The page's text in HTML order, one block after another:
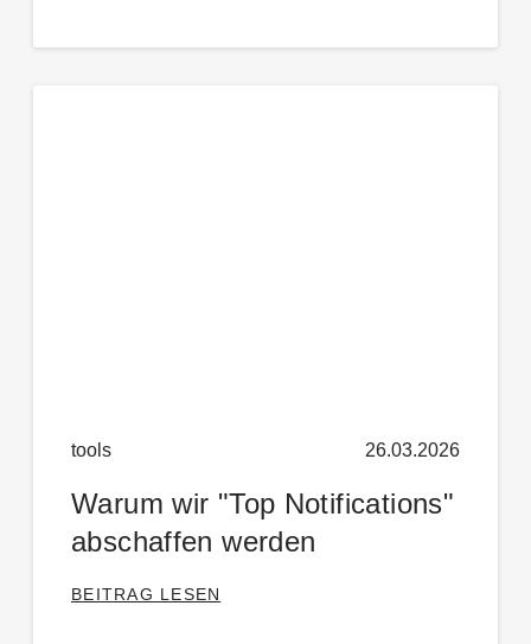
tools 26.03.2026
Warum wir "Top Notifications"
abschaffen werden
BEITRAG LESEN